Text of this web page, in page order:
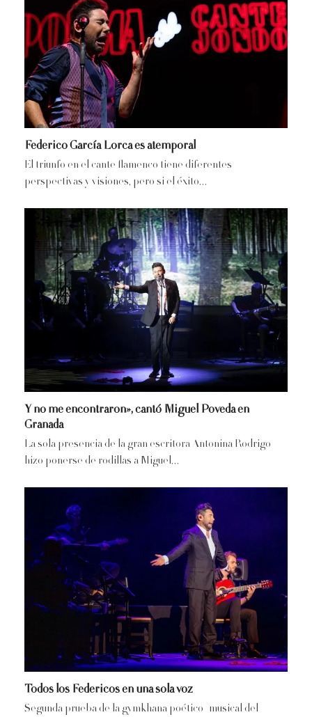
Federico García Lorca es atemporal
El triunfo en el cante flamenco tiene diferentes
perspectivas y visiones, pero si el éxito…
Y no me encontraron», cantó Miguel Poveda en
Granada
La sola presencia de la gran escritora Antonina Rodrigo
hizo ponerse de rodillas a Miguel…
Todos los Federicos en una sola voz
Segunda prueba de la gymkhana poético–musical del